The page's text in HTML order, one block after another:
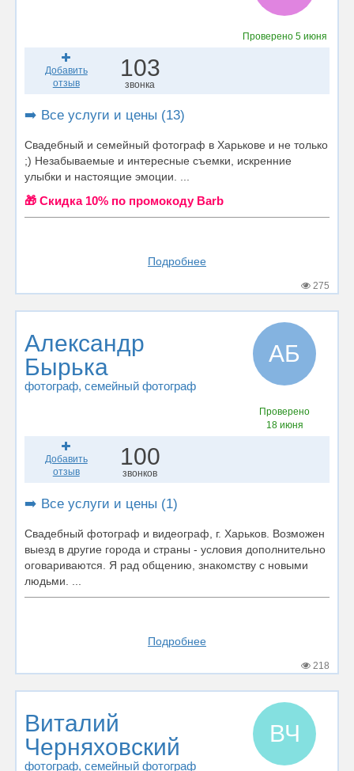
Проверено 5 июня
Добавить
отзыв
103
звонка
➡️ Все услуги и цены (13)
Свадебный и семейный фотограф в Харькове и не только
;) Незабываемые и интересные съемки, искренние
улыбки и настоящие эмоции. ...
🎁 Cкидка 10% по промокоду Barb
Подробнее
275
Александр
Бырька
фотограф, семейный фотограф
АБ
Проверено
18 июня
Добавить
отзыв
100
звонков
➡️ Все услуги и цены (1)
Свадебный фотограф и видеограф, г. Харьков. Возможен
выезд в другие города и страны - условия дополнительно
оговариваются. Я рад общению, знакомству с новыми
людьми. ...
Подробнее
218
Виталий
Черняховский
фотограф, семейный фотограф
ВЧ